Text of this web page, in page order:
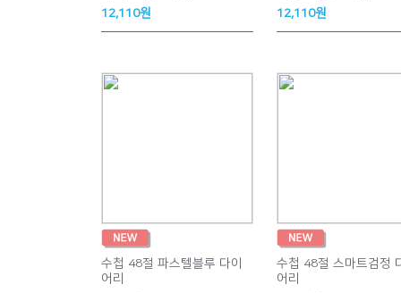
12,110원
12,110원
수첩 48절 파스텔블루 다이
어리
수첩 48절 스마트검정
어리